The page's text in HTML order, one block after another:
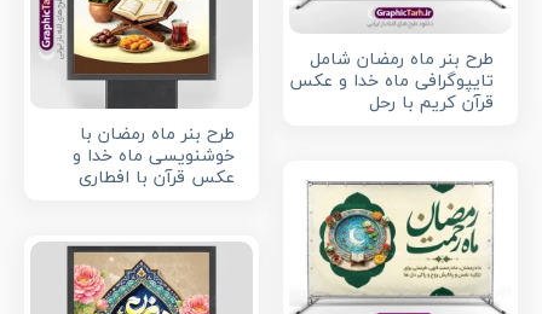
طرح بنر ماه رمضان شامل
تایپوگرافی ماه خدا و عکس
قرآن کریم با رحل
طرح بنر ماه رمضان با
خوشنویسی ماه خدا و
عکس قرآن با افطاری